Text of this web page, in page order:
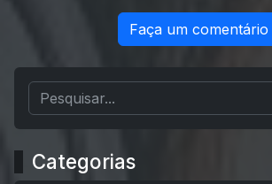
Faça um comentário
Categorias